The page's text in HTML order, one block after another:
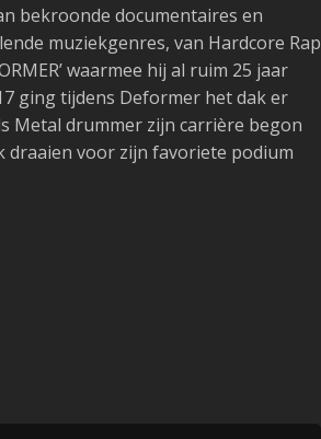
bekroonde documentaires en
muziekgenres, van Hardcore Rap
waarmee hij al ruim 25 jaar
ging tijdens Deformer het dak er
Metal drummer zijn carrière begon
draaien voor zijn favoriete podium